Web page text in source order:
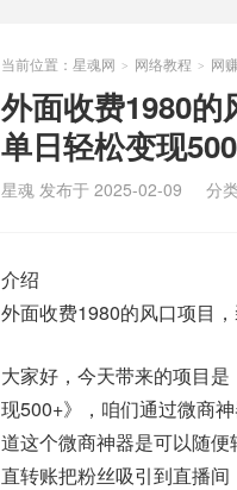
当前位置： 星魂网 > 网络教程 > 网
外面收费1980的
单日轻松变现
星魂 发布于 2025-02-09 分
介绍
外面收费1980的风口项目
大家好，今天带来的项目
现500+》，咱们通过微商
道这个微商神器是可以随
直转账把粉丝吸引到直播